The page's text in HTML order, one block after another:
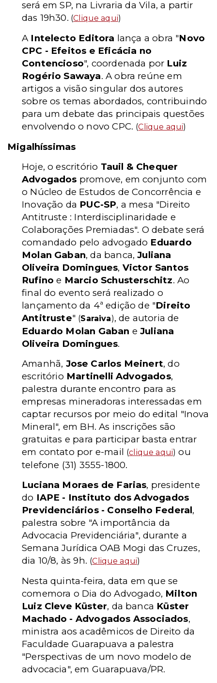
será em SP, na Livraria da Vila, a partir
das 19h30. (Clique aqui)
AIntelecto Editora lança a obra "Novo
CPC - Efeitos e Eficácia no
Contencioso", coordenada por Luiz
Rogério Sawaya. A obra reúne em
artigos a visão singular dos autores
sobre os temas abordados, contribuindo
para um debate das principais questões
envolvendo o novo CPC. (Clique aqui)
Migalhíssimas
Hoje, o escritório Tauil & Chequer
Advogados promove, em conjunto com
o Núcleo de Estudos de Concorrência e
Inovação da PUC-SP, a mesa "Direito
Antitruste : Interdisciplinaridade e
Colaborações Premiadas". O debate será
comandado pelo advogado Eduardo
Molan Gaban, da banca,Juliana
Oliveira Domingues, Victor Santos
Rufino e Marcio Schusterschitz. Ao
final do evento será realizado o
lançamento da 4ª edição de "Direito
Antitruste" (Saraiva), de autoria de
Eduardo Molan Gaban eJuliana
Oliveira Domingues.
Amanhã, Jose Carlos Meinert, do
escritório Martinelli Advogados,
palestra durante encontro para as
empresas mineradoras interessadas em
captar recursos por meio do edital "Inova
Mineral", em BH. As inscrições são
gratuitas e para participar basta entrar
em contato por e-mail (clique aqui) ou
telefone (31) 3555-1800.
Luciana Moraes de Farias, presidente
do IAPE - Instituto dos Advogados
Previdenciários - Conselho Federal,
palestra sobre "A importância da
Advocacia Previdenciária", durante a
Semana Jurídica OAB Mogi das Cruzes,
dia 10/8, às 9h. (Clique aqui)
Nesta quinta-feira, data em que se
comemora o Dia do Advogado, Milton
Luiz Cleve Küster, da banca Küster
Machado - Advogados Associados,
ministra aos acadêmicos de Direito da
Faculdade Guarapuava a palestra
"Perspectivas de um novo modelo de
advocacia", em Guarapuava/PR.